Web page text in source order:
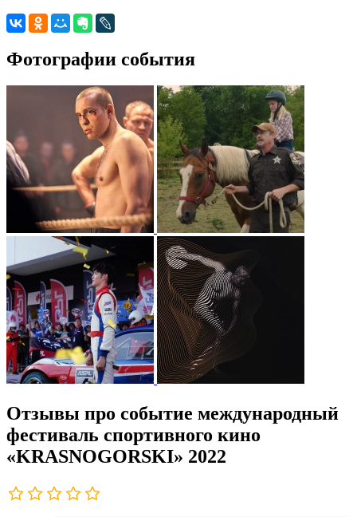
Фотографии события
Отзывы про событие международный
фестиваль спортивного кино
«KRASNOGORSKI» 2022